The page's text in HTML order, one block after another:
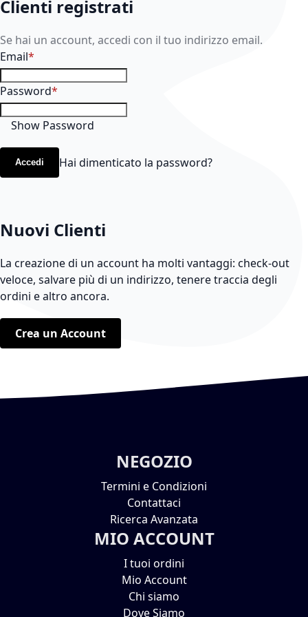
Clienti registrati
Se hai un account, accedi con il tuo indirizzo email.
Email
Password
Show Password
Accedi Hai dimenticato la password?
Nuovi Clienti
La creazione di un account ha molti vantaggi: check-out
veloce, salvare più di un indirizzo, tenere traccia degli
ordini e altro ancora.
Crea un Account
NEGOZIO
Termini e Condizioni
Contattaci
Ricerca Avanzata
MIO ACCOUNT
I tuoi ordini
Mio Account
Chi siamo
Dove Siamo